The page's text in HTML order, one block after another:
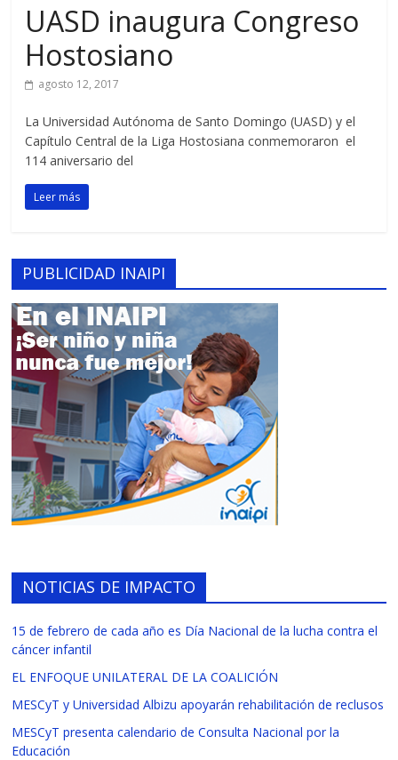
UASD inaugura Congreso
Hostosiano
agosto 12, 2017
La Universidad Autónoma de Santo Domingo (UASD) y el
Capítulo Central de la Liga Hostosiana conmemoraron el
114 aniversario del
Leer más
PUBLICIDAD INAIPI
NOTICIAS DE IMPACTO
15 de febrero de cada año es Día Nacional de la lucha contra el
cáncer infantil
EL ENFOQUE UNILATERAL DE LA COALICIÓN
MESCyT y Universidad Albizu apoyarán rehabilitación de reclusos
MESCyT presenta calendario de Consulta Nacional por la
Educación